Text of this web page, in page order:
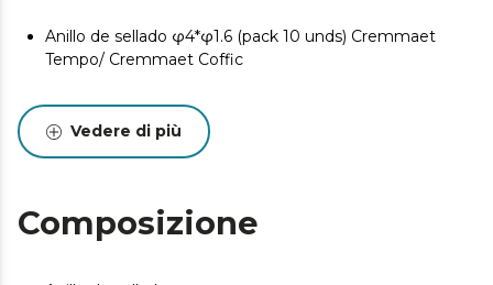
Anillo de sellado φ4*φ1.6 (pack 10 unds) Cremmaet
Tempo/ Cremmaet Coffic
Vedere di più
Composizione